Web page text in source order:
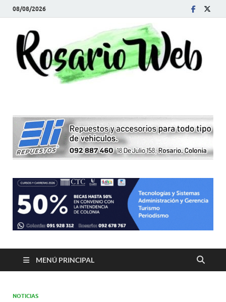
08/08/2026
MENÚ PRINCIPAL
NOTICIAS